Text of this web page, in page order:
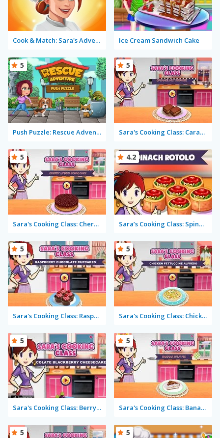
Cook & Match: Sara's Adventure Ice Cream Sandwich Cake
Push Puzzle: Rescue Adventure
5
Sara's Cooking Class: Caramel Nut Brownie
5
Sara's Cooking Class: Cherry Upside Down Cake
5
Sara’s Cooking Class: Spinach Rotolo
4.2
Sara's Cooking Class: Raspberry Chocolate Cupcakes
5
Sara's Cooking Class: Chicken Fettuccine Alfredo
5
Sara's Cooking Class: Berry Cheesecake
5
Sara's Cooking Class: Banana Split Pie
5
5 5